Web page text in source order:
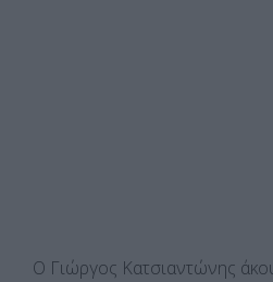
Ο Γιώργος Κατσιαντώνης